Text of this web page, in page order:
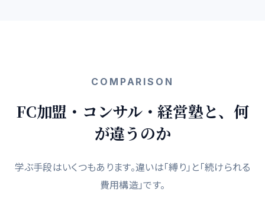
COMPARISON
FC加盟・コンサル・経営塾と、何
が違うのか
学ぶ手段はいくつもあります。違いは「縛り」と「続けられる
費用構造」です。